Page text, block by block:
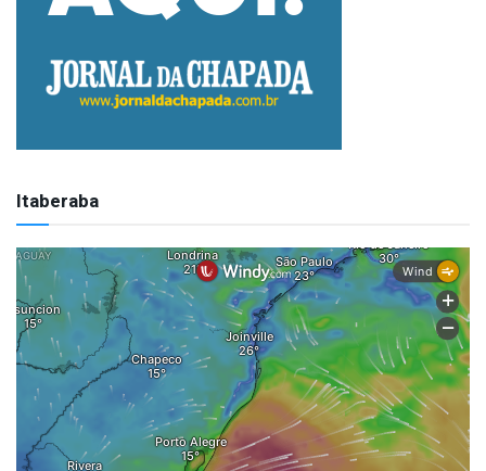
Itaberaba